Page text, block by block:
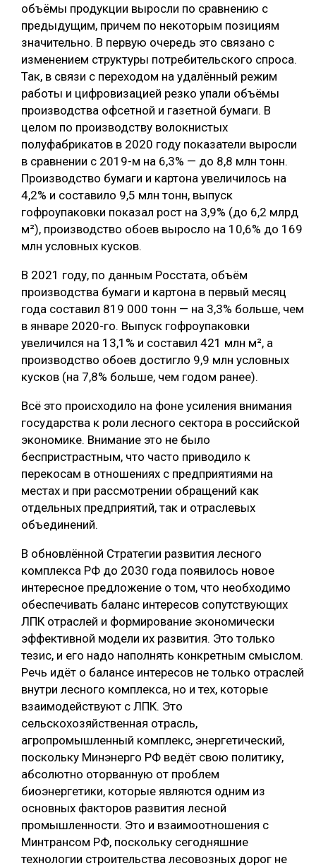
объёмы продукции выросли по сравнению с
предыдущим, причем по некоторым позициям
значительно. В первую очередь это связано с
изменением структуры потребительского спроса.
Так, в связи с переходом на удалённый режим
работы и цифровизацией резко упали объёмы
производства офсетной и газетной бумаги. В
целом по производству волокнистых
полуфабрикатов в 2020 году показатели выросли
в сравнении с 2019-м на 6,3% — до 8,8 млн тонн.
Производство бумаги и картона увеличилось на
4,2% и составило 9,5 млн тонн, выпуск
гофроупаковки показал рост на 3,9% (до 6,2 млрд
м²), производство обоев выросло на 10,6% до 169
млн условных кусков.
В 2021 году, по данным Росстата, объём
производства бумаги и картона в первый месяц
года составил 819 000 тонн — на 3,3% больше, чем
в январе 2020-го. Выпуск гофроупаковки
увеличился на 13,1% и составил 421 млн м², а
производство обоев достигло 9,9 млн условных
кусков (на 7,8% больше, чем годом ранее).
Всё это происходило на фоне усиления внимания
государства к роли лесного сектора в российской
экономике. Внимание это не было
беспристрастным, что часто приводило к
перекосам в отношениях с предприятиями на
местах и при рассмотрении обращений как
отдельных предприятий, так и отраслевых
объединений.
В обновлённой Стратегии развития лесного
комплекса РФ до 2030 года появилось новое
интересное предложение о том, что необходимо
обеспечивать баланс интересов сопутствующих
ЛПК отраслей и формирование экономически
эффективной модели их развития. Это только
тезис, и его надо наполнять конкретным смыслом.
Речь идёт о балансе интересов не только отраслей
внутри лесного комплекса, но и тех, которые
взаимодействуют с ЛПК. Это
сельскохозяйственная отрасль,
агропромышленный комплекс, энергетический,
поскольку Минэнерго РФ ведёт свою политику,
абсолютно оторванную от проблем
биоэнергетики, которые являются одним из
основных факторов развития лесной
промышленности. Это и взаимоотношения с
Минтрансом РФ, поскольку сегодняшние
технологии строительства лесовозных дорог не